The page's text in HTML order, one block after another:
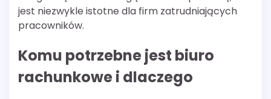
jest niezwykle istotne dla firm zatrudniających
pracowników.
Komu potrzebne jest biuro
rachunkowe i dlaczego